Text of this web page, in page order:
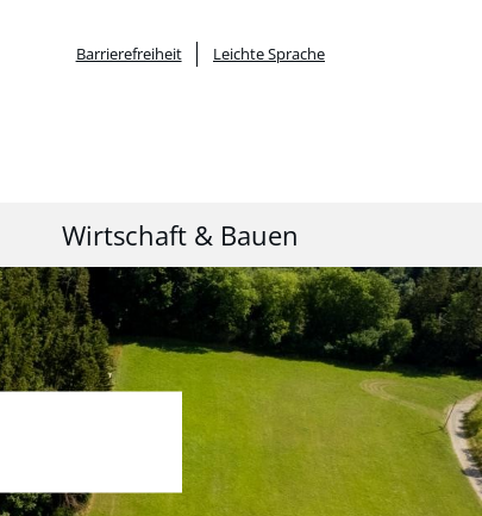
Barrierefreiheit Leichte Sprache
Wirtschaft & Bauen